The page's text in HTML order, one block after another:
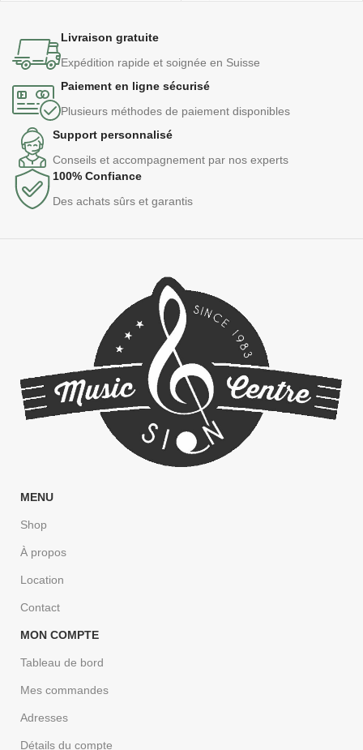
Livraison gratuite
Expédition rapide et soignée en Suisse
Paiement en ligne sécurisé
Plusieurs méthodes de paiement disponibles
Support personnalisé
Conseils et accompagnement par nos experts
100% Confiance
Des achats sûrs et garantis
MENU
Shop
À propos
Location
Contact
MON COMPTE
Tableau de bord
Mes commandes
Adresses
Détails du compte